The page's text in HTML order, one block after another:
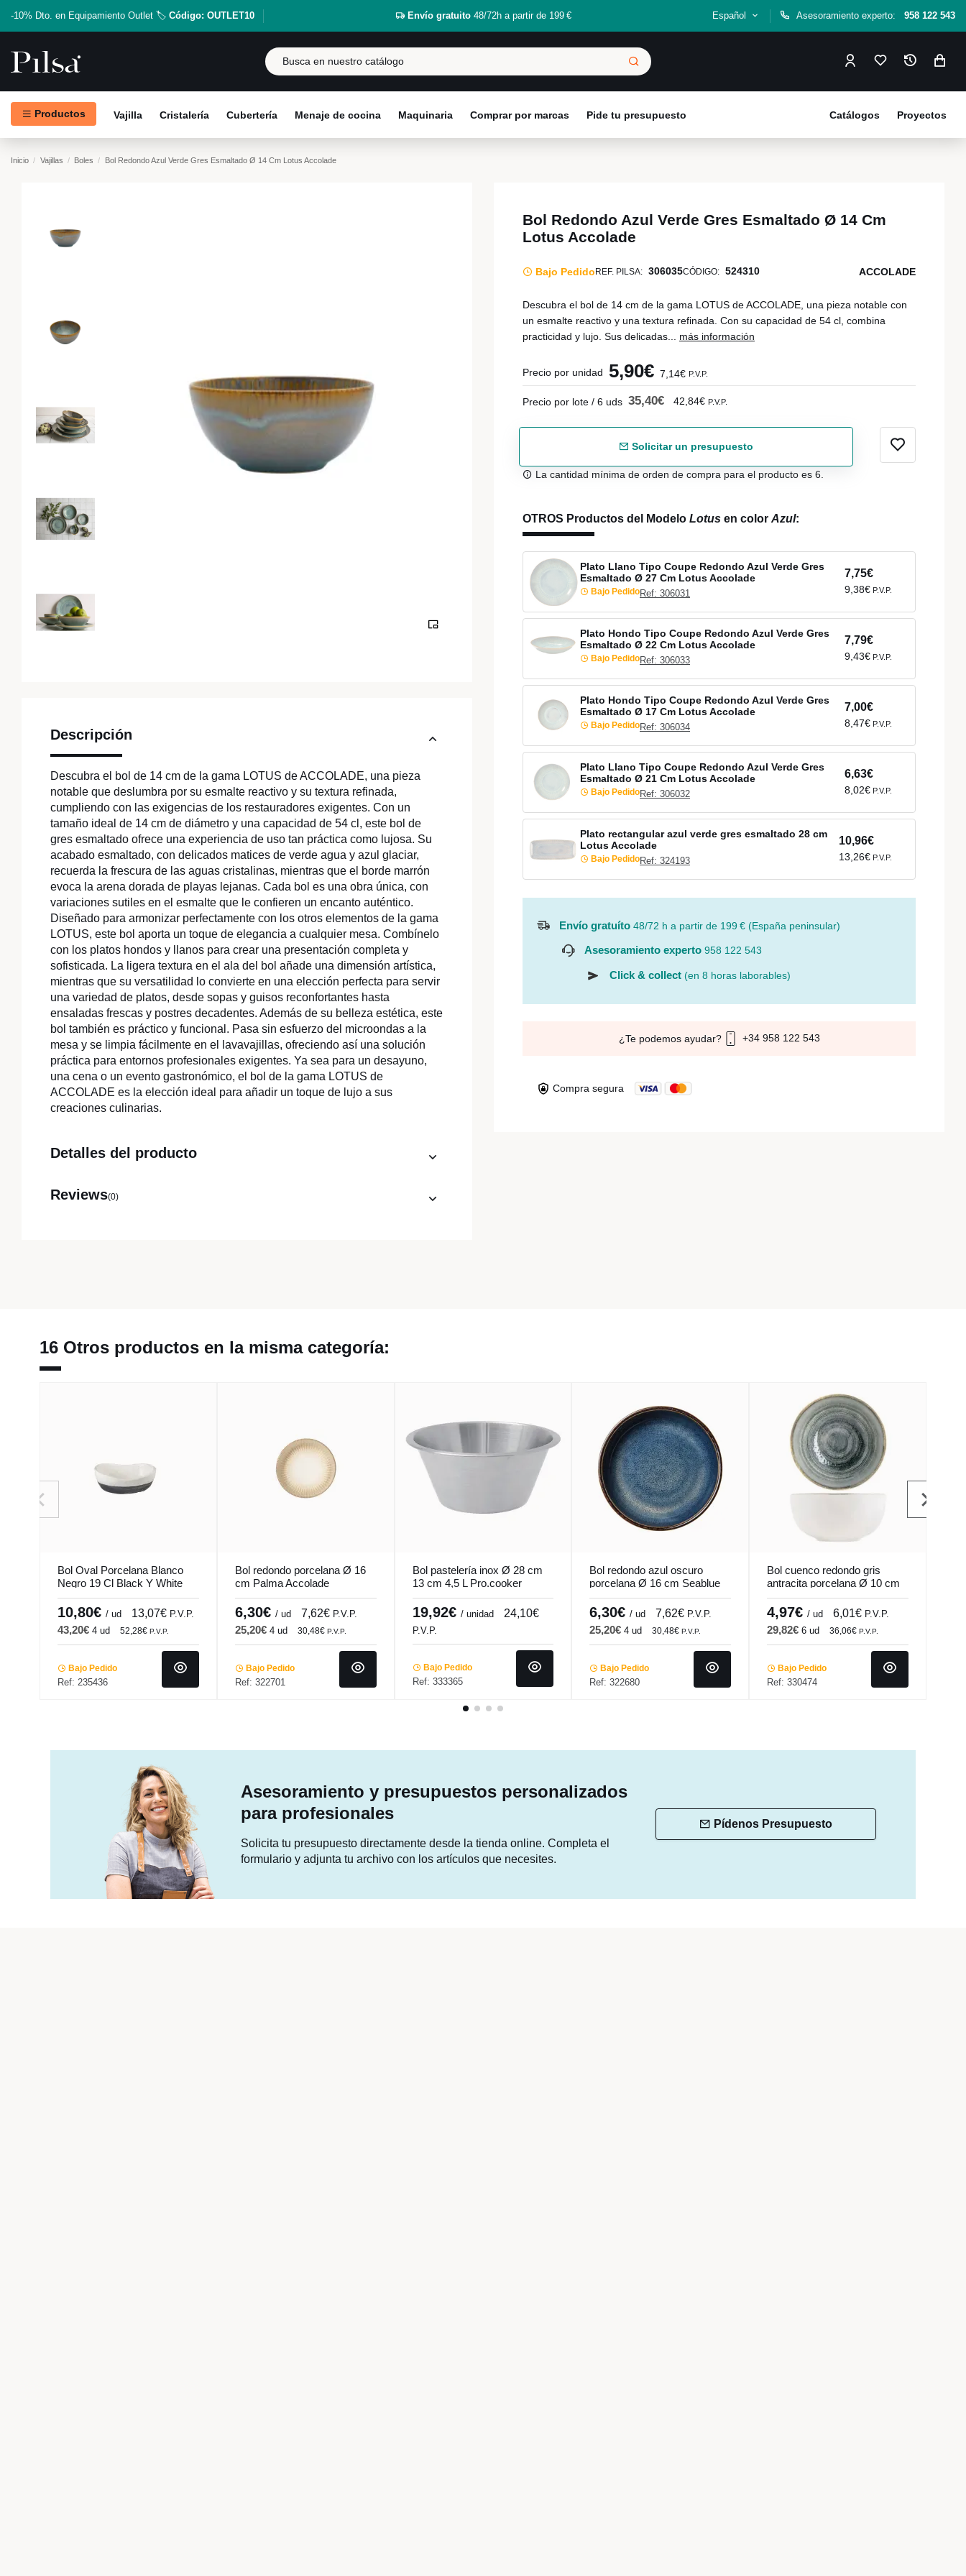
-10% Dto. en Equipamiento Outlet 🏷️ Código: OUTLET10 Envío gratuito48/72h a partir de 199 € Español Asesoramiento experto: 958 122 543
Productos Vajilla Cristalería Cubertería Menaje de cocina Maquinaria Comprar por marcas Pide tu presupuesto Proyectos
Catálogos
Inicio Vajillas Boles Bol Redondo Azul Verde Gres Esmaltado Ø 14 Cm Lotus Accolade
Descripción
Descubra el bol de 14 cm de la gama LOTUS de ACCOLADE, una pieza
notable que deslumbra por su esmalte reactivo y su textura refinada,
cumpliendo con las exigencias de los restauradores exigentes. Con un
tamaño ideal de 14 cm de diámetro y una capacidad de 54 cl, este bol de
gres esmaltado ofrece una experiencia de uso tan práctica como lujosa. Su
acabado esmaltado, con delicados matices de verde agua y azul glaciar,
recuerda la frescura de las aguas cristalinas, mientras que el borde marrón
evoca la arena dorada de playas lejanas. Cada bol es una obra única, con
variaciones sutiles en el esmalte que le confieren un encanto auténtico.
Diseñado para armonizar perfectamente con los otros elementos de la gama
LOTUS, este bol aporta un toque de elegancia a cualquier mesa. Combínelo
con los platos hondos y llanos para crear una presentación completa y
sofisticada. La ligera textura en el ala del bol añade una dimensión artística,
mientras que su versatilidad lo convierte en una elección perfecta para servir
una variedad de platos, desde sopas y guisos reconfortantes hasta
ensaladas frescas y postres decadentes. Además de su belleza estética, este
bol también es práctico y funcional. Pasa sin esfuerzo del microondas a la
mesa y se limpia fácilmente en el lavavajillas, ofreciendo así una solución
práctica para entornos profesionales exigentes. Ya sea para un desayuno,
una cena o un evento gastronómico, el bol de la gama LOTUS de
ACCOLADE es la elección ideal para añadir un toque de lujo a sus
creaciones culinarias.
Detalles del producto
Reviews(0)
Bol Redondo Azul Verde Gres Esmaltado Ø 14 Cm
Lotus Accolade
Bajo Pedido REF. PILSA: 306035CÓDIGO: 524310 ACCOLADE
Descubra el bol de 14 cm de la gama LOTUS de ACCOLADE, una pieza notable con
un esmalte reactivo y una textura refinada. Con su capacidad de 54 cl, combina
practicidad y lujo. Sus delicadas... más información
Precio por unidad 5,90€ 7,14€ P.V.P.
Precio por lote / 6 uds 35,40€ 42,84€ P.V.P.
Solicitar un presupuesto
La cantidad mínima de orden de compra para el producto es 6.
OTROS Productos del Modelo Lotus en color Azul:
Plato Llano Tipo Coupe Redondo Azul Verde Gres
Esmaltado Ø 27 Cm Lotus Accolade
Bajo PedidoRef: 306031
7,75€
9,38€ P.V.P.
Plato Hondo Tipo Coupe Redondo Azul Verde Gres
Esmaltado Ø 22 Cm Lotus Accolade
Bajo PedidoRef: 306033
7,79€
9,43€ P.V.P.
Plato Hondo Tipo Coupe Redondo Azul Verde Gres
Esmaltado Ø 17 Cm Lotus Accolade
Bajo PedidoRef: 306034
7,00€
8,47€ P.V.P.
Plato Llano Tipo Coupe Redondo Azul Verde Gres
Esmaltado Ø 21 Cm Lotus Accolade
Bajo PedidoRef: 306032
6,63€
8,02€ P.V.P.
Plato rectangular azul verde gres esmaltado 28 cm
Lotus Accolade
Bajo PedidoRef: 324193
10,96€
13,26€ P.V.P.
Envío gratuíto 48/72 h a partir de 199 € (España peninsular)
Asesoramiento experto 958 122 543
Click & collect (en 8 horas laborables)
¿Te podemos ayudar? +34 958 122 543
Compra segura
16 Otros productos en la misma categoría:
Bol Oval Porcelana Blanco
Negro 19 Cl Black Y White
Tableswing
10,80€ / ud 13,07€ P.V.P.
43,20€ 4 ud 52,28€ P.V.P.
Bajo Pedido
Ref: 235436
Bol redondo porcelana Ø 16
cm Palma Accolade
6,30€ / ud 7,62€ P.V.P.
25,20€ 4 ud 30,48€ P.V.P.
Bajo Pedido
Ref: 322701
Bol pastelería inox Ø 28 cm
13 cm 4,5 L Pro.cooker
19,92€ / unidad 24,10€
P.V.P.
Bajo Pedido
Ref: 333365
Bol redondo azul oscuro
porcelana Ø 16 cm Seablue
Accolade
6,30€/ ud 7,62€ P.V.P.
25,20€4 ud 30,48€P.V.P.
Bajo Pedido
Ref: 322680
Bol cuenco redondo gris
antracita porcelana Ø 10 cm
Terra Pro.mundi
4,97€/ ud 6,01€ P.V.P.
29,82€6 ud 36,06€P.V.P.
Bajo Pedido
Ref: 330474
Asesoramiento y presupuestos personalizados
para profesionales
Solicita tu presupuesto directamente desde la tienda online. Completa el
formulario y adjunta tu archivo con los artículos que necesites.
Pídenos Presupuesto